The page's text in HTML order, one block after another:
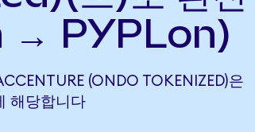
→ PYPLon)
(ONDO TOKENIZED)은
해당합니다